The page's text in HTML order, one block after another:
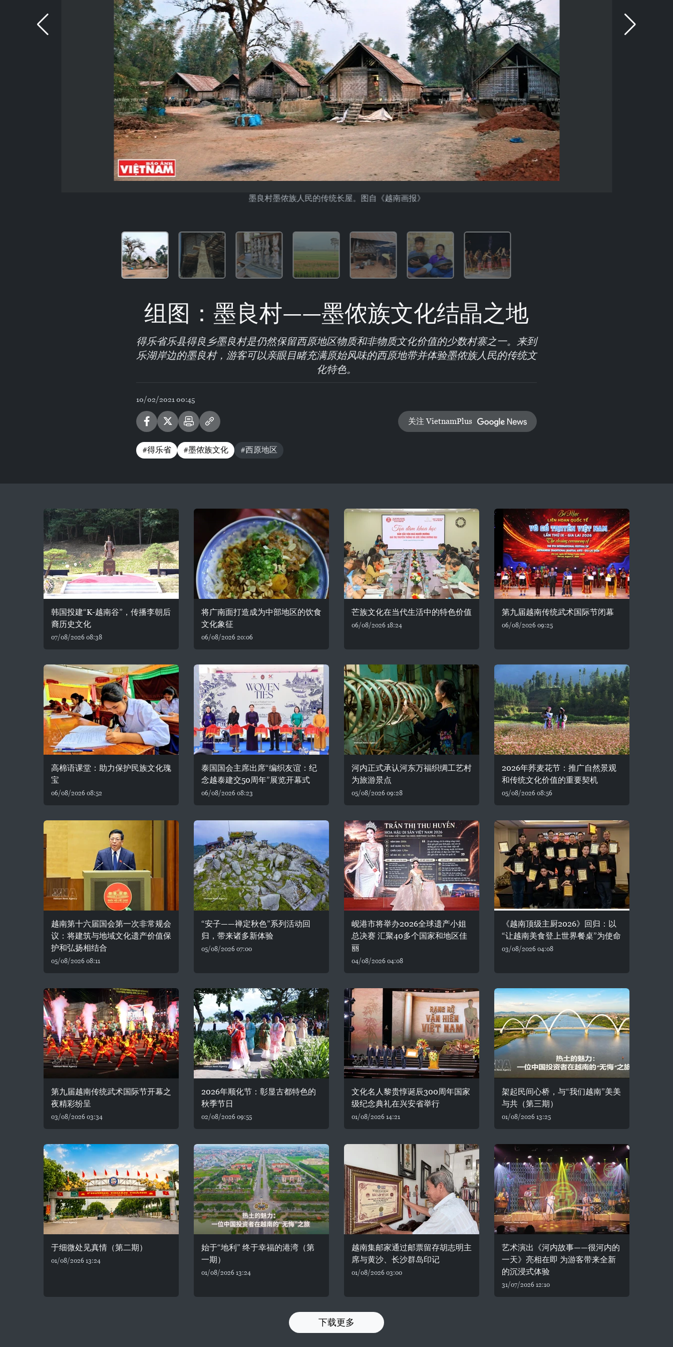
墨良村墨侬族人民的传统长屋。图自《越南画报》
组图：墨良村——墨侬族文化结晶之地
得乐省乐县得良乡墨良村是仍然保留西原地区物质和非物质文化价值的少数村寨之一。来到
乐湖岸边的墨良村，游客可以亲眼目睹充满原始风味的西原地带并体验墨侬族人民的传统文
化特色。
10/02/2021 00:45
关注 VietnamPlus
#得乐省 #墨侬族文化 #西原地区
韩国投建“K-越南谷”，传播李朝后
裔历史文化
07/08/2026 08:38
将广南面打造成为中部地区的饮食
文化象征
06/08/2026 20:06
芒族文化在当代生活中的特色价值
06/08/2026 18:24
第九届越南传统武术国际节闭幕
06/08/2026 09:25
高棉语课堂：助力保护民族文化瑰
宝
06/08/2026 08:52
泰国国会主席出席“编织友谊：纪
念越泰建交50周年”展览开幕式
06/08/2026 08:23
河内正式承认河东万福织绸工艺村
为旅游景点
05/08/2026 09:28
2026年荞麦花节：推广自然景观
和传统文化价值的重要契机
05/08/2026 08:56
越南第十六届国会第一次非常规会
议：将建筑与地域文化遗产价值保
护和弘扬相结合
05/08/2026 08:11
“安子——禅定秋色”系列活动回
归，带来诸多新体验
05/08/2026 07:00
岘港市将举办2026全球遗产小姐
总决赛 汇聚40多个国家和地区佳
丽
04/08/2026 04:08
《越南顶级主厨2026》回归：以
“让越南美食登上世界餐桌”为使命
03/08/2026 04:08
第九届越南传统武术国际节开幕之
夜精彩纷呈
03/08/2026 03:34
2026年顺化节：彰显古都特色的
秋季节日
02/08/2026 09:55
文化名人黎贵惇诞辰300周年国家
级纪念典礼在兴安省举行
01/08/2026 14:21
架起民间心桥，与“我们越南”美美
与共（第三期）
01/08/2026 13:25
于细微处见真情（第二期）
01/08/2026 13:24
始于“地利” 终于幸福的港湾（第
一期）
01/08/2026 13:24
越南集邮家通过邮票留存胡志明主
席与黄沙、长沙群岛印记
01/08/2026 03:00
艺术演出《河内故事——很河内的
一天》亮相在即 为游客带来全新
的沉浸式体验
31/07/2026 12:10
下载更多